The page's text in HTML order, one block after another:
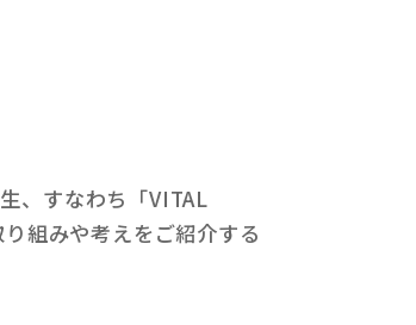
、すなわち「VITAL
組みや考えをご紹介する